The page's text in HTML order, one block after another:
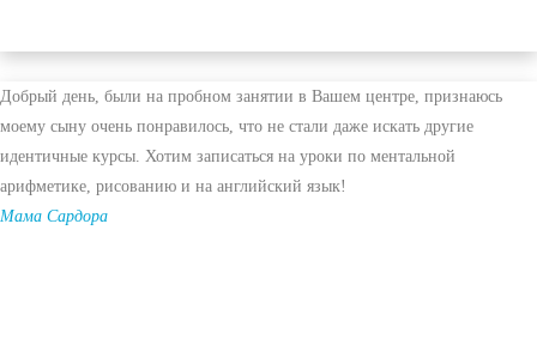
Добрый день, были на пробном занятии в Вашем центре, признаюсь
моему сыну очень понравилось, что не стали даже искать другие
идентичные курсы. Хотим записаться на уроки по ментальной
арифметике, рисованию и на английский язык!
Мама Сардора